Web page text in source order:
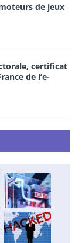
de jeux
certificat
de l’e-